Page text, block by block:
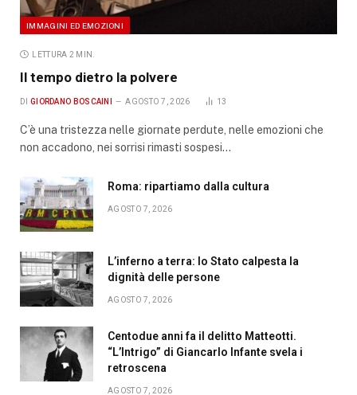
IMMAGINI ED EMOZIONI
LETTURA 2 MIN.
Il tempo dietro la polvere
DI GIORDANO BOSCAINI AGOSTO 7, 2026 13
C’è una tristezza nelle giornate perdute, nelle emozioni che
non accadono, nei sorrisi rimasti sospesi…
Roma: ripartiamo dalla cultura
AGOSTO 7, 2026
L’inferno a terra: lo Stato calpesta la
dignità delle persone
AGOSTO 7, 2026
Centodue anni fa il delitto Matteotti.
“L’Intrigo” di Giancarlo Infante svela i
retroscena
AGOSTO 7, 2026